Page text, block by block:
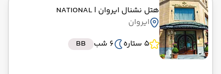
هتل نشنال ایروان | NATIONAL
ایروان
5 ستاره
6 شب BB